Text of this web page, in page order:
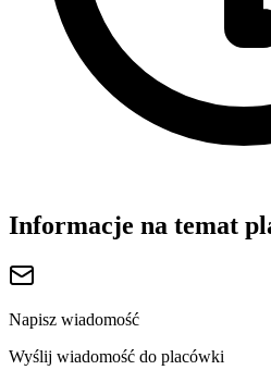
Informacje na temat
Napisz wiadomość
Wyślij wiadomość do placówki